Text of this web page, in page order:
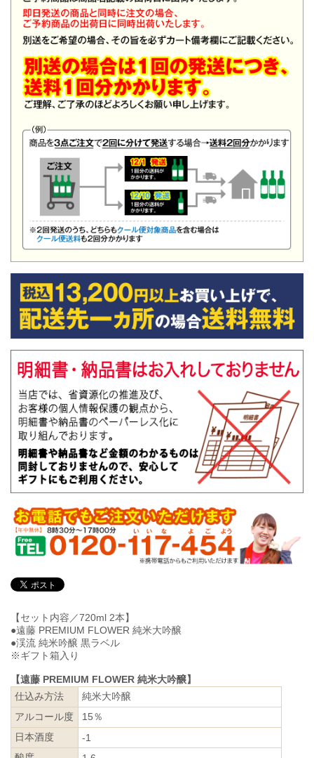
【セット内容／720ml 2本】
●遠藤 PREMIUM FLOWER 純米大吟醸
●渓流 純米吟醸 黒ラベル
※ギフト箱入り
【遠藤 PREMIUM FLOWER 純米大吟醸】
仕込み方法
純米大吟醸
アルコール度
15％
日本酒度
-1